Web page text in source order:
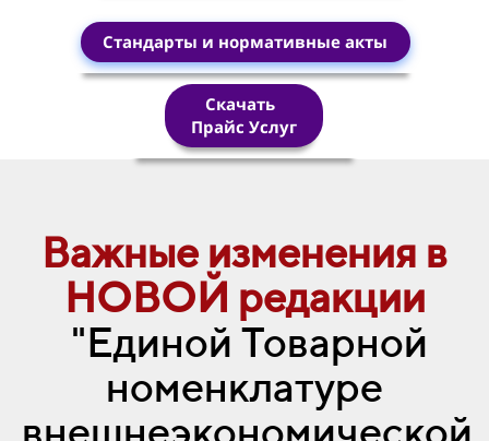
Скачать
Прайс Услуг
Стандарты и нормативные акты
Важные изменения в
НОВОЙ редакции
"Единой Товарной
номенклатуре
внешнеэкономической